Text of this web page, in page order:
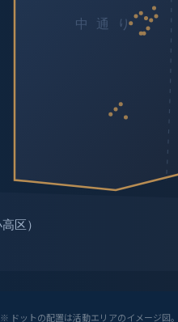
※ ドットの配置は活動エリアのイメージ図